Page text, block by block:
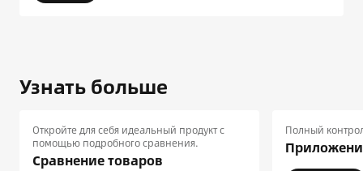
Узнать больше
Откройте для себя идеальный продукт с
помощью подробного сравнения.
Сравнение товаров
Полный